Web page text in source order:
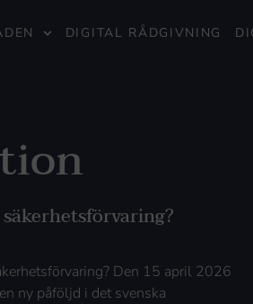
DIGITAL RÅDGIVNING
Den 15 april 2026
ny påföljd i det svenska